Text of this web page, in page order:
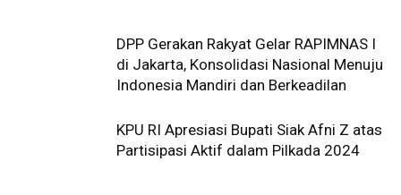
DPP Gerakan Rakyat Gelar RAPIMNAS I
di Jakarta, Konsolidasi Nasional Menuju
Indonesia Mandiri dan Berkeadilan
KPU RI Apresiasi Bupati Siak Afni Z atas
Partisipasi Aktif dalam Pilkada 2024